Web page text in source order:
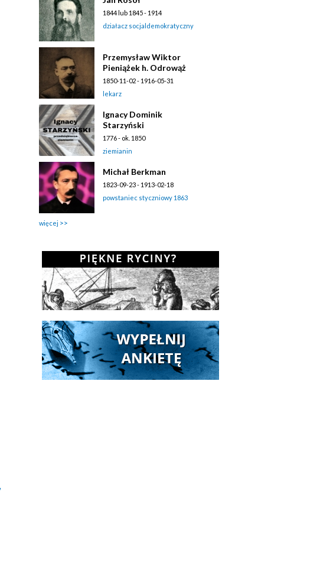
1844 lub 1845 - 1914
działacz socjaldemokratyczny
Przemysław Wiktor
Pieniążek h. Odrowąż
1850-11-02 - 1916-05-31
lekarz
Ignacy Dominik
Starzyński
1776 - ok. 1850
ziemianin
Michał Berkman
1823-09-23 - 1913-02-18
powstaniec styczniowy 1863
więcej